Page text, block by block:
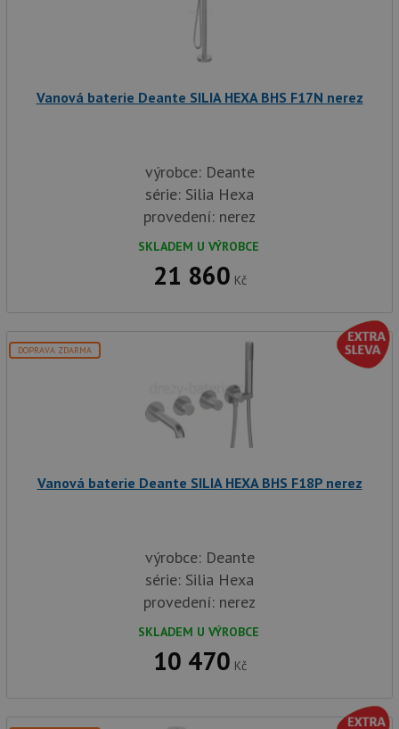
Vanová baterie Deante SILIA HEXA BHS F17N nerez
výrobce: Deante
série: Silia Hexa
provedení: nerez
SKLADEM U VÝROBCE
21 860 Kč
DOPRAVA ZDARMA
Vanová baterie Deante SILIA HEXA BHS F18P nerez
výrobce: Deante
série: Silia Hexa
provedení: nerez
SKLADEM U VÝROBCE
10 470 Kč